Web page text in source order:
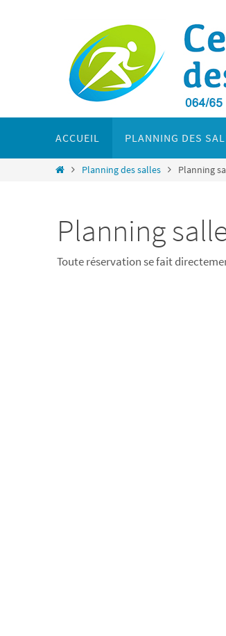
contenu
ACCUEIL PLANNING DES
HomePlanning des salles Planning
Planning
Toute réservation se fait